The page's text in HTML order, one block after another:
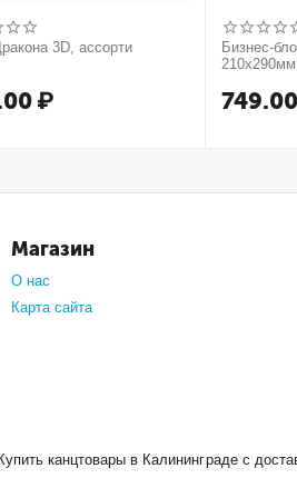
3D, ассорти
₽
Бизнес-
210х290мм
мат.ламин.
749.00
Магазин
О нас
Карта сайта
канцтовары в Калининграде с